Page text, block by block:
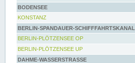
BODENSEE
KONSTANZ
BERLIN-SPANDAUER-SCHIFFFAHRTSKANAL
BERLIN-PLÖTZENSEE OP
BERLIN-PLÖTZENSEE UP
DAHME-WASSERSTRASSE